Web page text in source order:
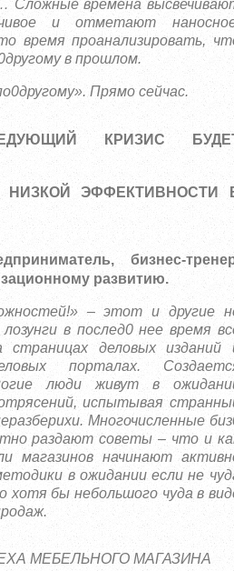
Сложные времена
и отметают
время проанализировать,
в прошлом.
Прямо сейчас.
КРИЗИС
НИЗКОЙ ЭФФЕКТИВНОСТИ
бизнес-
развитию.
– этот и другие
в послед0 нее время
деловых изданий
порталах.
люди живут в
испытывая
Многочисленные
раздают советы – что и
магазинов начинают
в ожидании если не
хотя бы небольшого чуда в
МЕБЕЛЬНОГО МАГАЗИНА